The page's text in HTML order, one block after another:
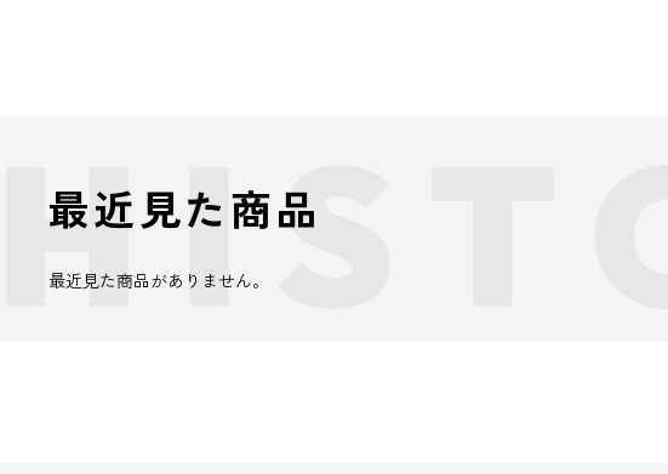
最近見た商品
最近見た商品がありません。